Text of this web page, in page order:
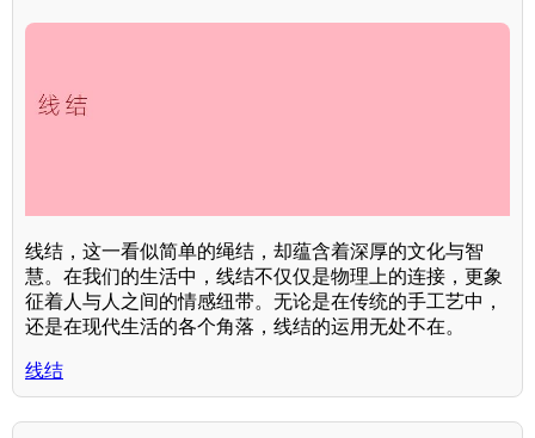
线结，这一看似简单的绳结，却蕴含着深厚的文化与智
慧。在我们的生活中，线结不仅仅是物理上的连接，更象
征着人与人之间的情感纽带。无论是在传统的手工艺中，
还是在现代生活的各个角落，线结的运用无处不在。
线结